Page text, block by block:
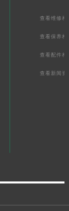
查看维修相
查看保养相
查看配件相
查看新闻资